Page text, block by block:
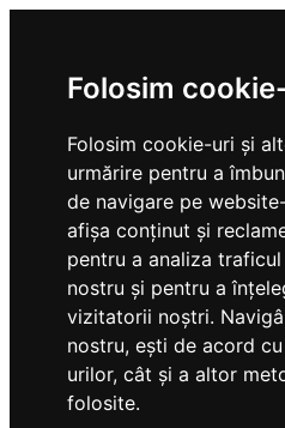
Folosim
Folosim cookie-uri și
urmărire pentru a
de navigare pe
afișa conținut și
pentru a analiza
nostru și pentru a
vizitatorii noștri.
nostru, ești de acord
urilor, cât și a altor
folosite.